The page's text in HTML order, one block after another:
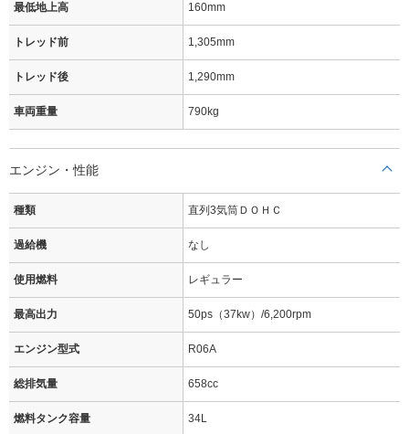
最低地上高 160mm
トレッド前 1,305mm
トレッド後 1,290mm
車両重量 790kg
エンジン・性能
種類 直列3気筒ＤＯＨＣ
過給機 なし
使用燃料 レギュラー
最高出力 50ps（37kw）/6,200rpm
エンジン型式 R06A
総排気量 658cc
燃料タンク容量 34L